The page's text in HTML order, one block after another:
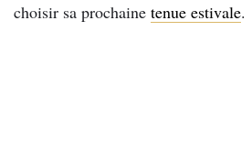
choisir sa prochaine tenue estivale.